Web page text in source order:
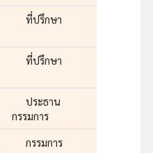
ที่ปรึกษา
ที่ปรึกษา
ประธาน
กรรมการ
กรรมการ